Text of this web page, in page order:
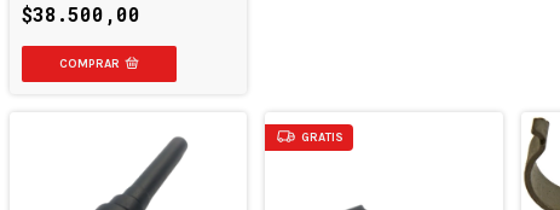
$38.500,00
GRATIS